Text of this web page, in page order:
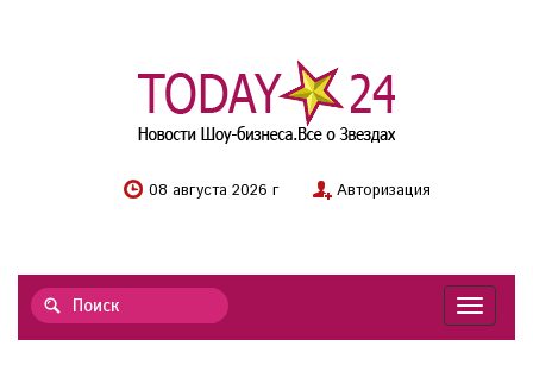
08 августа 2026 г Авторизация